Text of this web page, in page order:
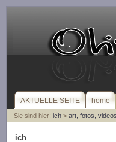
AKTUELLE SEITE home
Sie sind hier: ich> art, fotos,
ich